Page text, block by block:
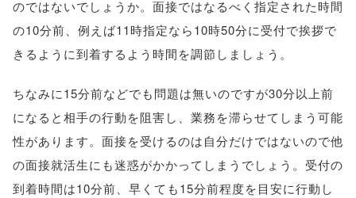
のではないでしょうか。面接ではなるべく指定された時間
の10分前、例えば11時指定なら10時50分に受付で挨拶で
きるように到着するよう時間を調節しましょう。
ちなみに15分前などでも問題は無いのですが30分以上前
になると相手の行動を阻害し、業務を滞らせてしまう可能
性があります。面接を受けるのは自分だけではないので他
の面接就活生にも迷惑がかかってしまうでしょう。受付の
到着時間は10分前、早くても15分前程度を目安に行動し